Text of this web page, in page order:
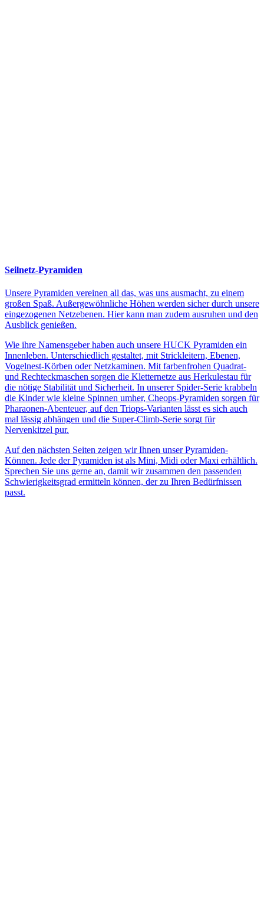
Seilnetz-Pyramiden
Unsere Pyramiden vereinen all das, was uns ausmacht, zu einem
großen Spaß. Außergewöhnliche Höhen werden sicher durch unsere
eingezogenen Netzebenen. Hier kann man zudem ausruhen und den
Ausblick genießen.
Wie ihre Namensgeber haben auch unsere HUCK Pyramiden ein
Innenleben. Unterschiedlich gestaltet, mit Strickleitern, Ebenen,
Vogelnest-Körben oder Netzkaminen. Mit farbenfrohen Quadrat-
und Rechteckmaschen sorgen die Kletternetze aus Herkulestau für
die nötige Stabilität und Sicherheit. In unserer Spider-Serie krabbeln
die Kinder wie kleine Spinnen umher, Cheops-Pyramiden sorgen für
Pharaonen-Abenteuer, auf den Triops-Varianten lässt es sich auch
mal lässig abhängen und die Super-Climb-Serie sorgt für
Nervenkitzel pur.
Auf den nächsten Seiten zeigen wir Ihnen unser Pyramiden-
Können. Jede der Pyramiden ist als Mini, Midi oder Maxi erhältlich.
Sprechen Sie uns gerne an, damit wir zusammen den passenden
Schwierigkeitsgrad ermitteln können, der zu Ihren Bedürfnissen
passt.